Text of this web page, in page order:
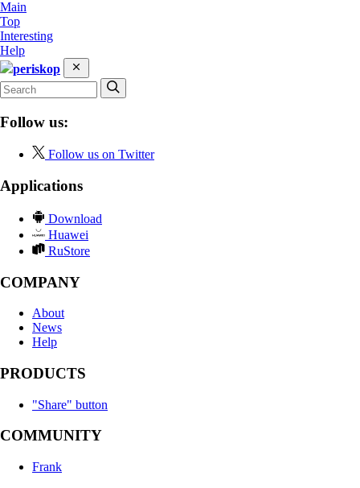
Main
Top
Interesting
Help
periskop
Follow us:
Follow us on Twitter
Applications
Download
Huawei
RuStore
COMPANY
About
News
Help
PRODUCTS
"Share" button
COMMUNITY
Frank